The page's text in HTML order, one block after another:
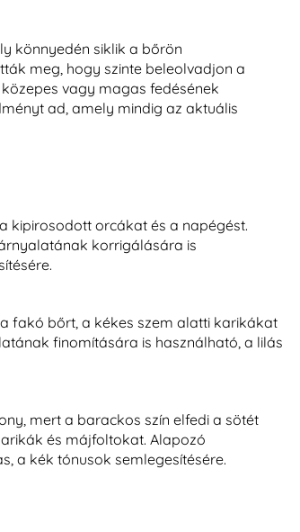
könnyedén siklik a bőrön
meg, hogy szinte beleolvadjon a
vagy magas fedésének
ad, amely mindig az aktuális
, a kipirosodott orcákat és a napégést.
korrigálására is
fakó bőrt, a kékes szem alatti karikákat
finomítására is használható, a lilás
, mert a barackos szín elfedi a sötét
és májfoltokat. Alapozó
a kék tónusok semlegesítésére.